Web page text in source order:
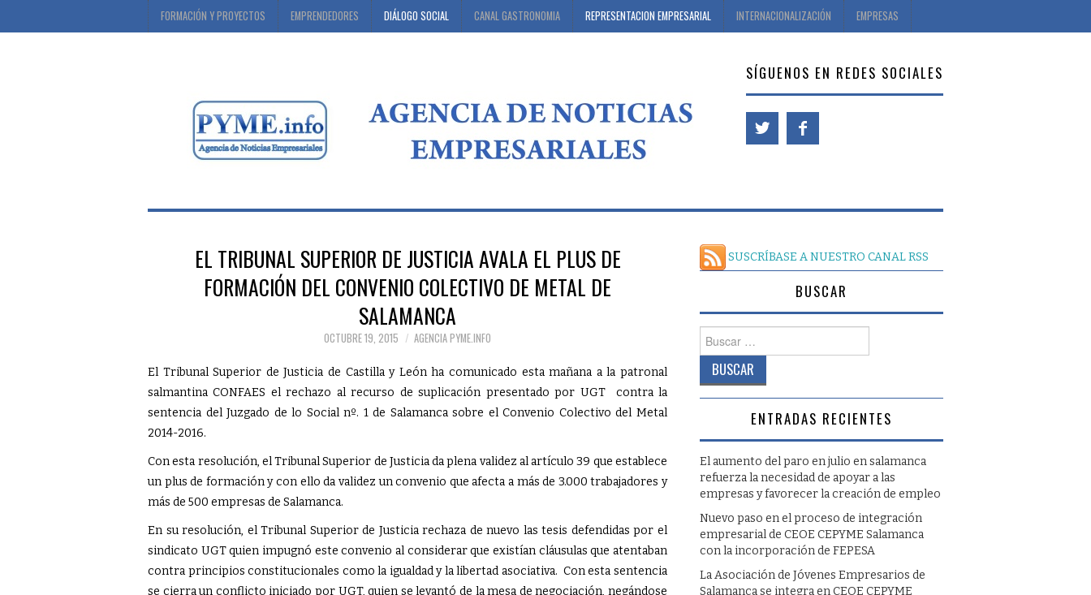
FORMACIÓN Y PROYECTOS EMPRENDEDORES DIÁLOGO SOCIAL CANAL GASTRONOMIA REPRESENTACION EMPRESARIAL INTERNACIONALIZACIÓN EMPRESAS
SÍGUENOS EN REDES SOCIALES
EL TRIBUNAL SUPERIOR DE JUSTICIA AVALA EL PLUS DE
FORMACIÓN DEL CONVENIO COLECTIVO DE METAL DE
SALAMANCA
OCTUBRE 19, 2015 AGENCIA PYME.INFO
El Tribunal Superior de Justicia de Castilla y León ha comunicado esta mañana a la patronal
salmantina CONFAES el rechazo al recurso de suplicación presentado por UGT contra la
sentencia del Juzgado de lo Social nº. 1 de Salamanca sobre el Convenio Colectivo del Metal
2014-2016.
Con esta resolución, el Tribunal Superior de Justicia da plena validez al artículo 39 que establece
un plus de formación y con ello da validez un convenio que afecta a más de 3.000 trabajadores y
más de 500 empresas de Salamanca.
En su resolución, el Tribunal Superior de Justicia rechaza de nuevo las tesis defendidas por el
sindicato UGT quien impugnó este convenio al considerar que existían cláusulas que atentaban
contra principios constitucionales como la igualdad y la libertad asociativa. Con esta sentencia
se cierra un conflicto iniciado por UGT, quien se levantó de la mesa de negociación, negándose
SUSCRÍBASE A NUESTRO CANAL RSS
BUSCAR
ENTRADAS RECIENTES
El aumento del paro en julio en salamanca
refuerza la necesidad de apoyar a las
empresas y favorecer la creación de empleo
Nuevo paso en el proceso de integración
empresarial de CEOE CEPYME Salamanca
con la incorporación de FEPESA
La Asociación de Jóvenes Empresarios de
Salamanca se integra en CEOE CEPYME